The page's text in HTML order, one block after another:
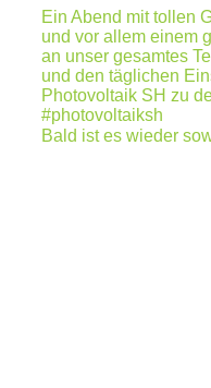
Bald ist es wieder